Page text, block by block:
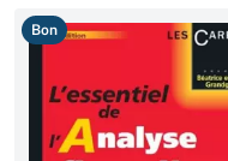
Bon